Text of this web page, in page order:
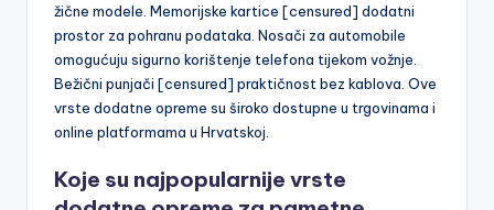
žične modele. Memorijske kartice [censured] dodatni
prostor za pohranu podataka. Nosači za automobile
omogućuju sigurno korištenje telefona tijekom vožnje.
Bežični punjači [censured] praktičnost bez kablova. Ove
vrste dodatne opreme su široko dostupne u trgovinama i
online platformama u Hrvatskoj.
Koje su najpopularnije vrste